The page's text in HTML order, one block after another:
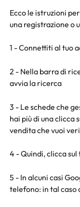
Ecco le istruzioni
una registrazione o
1 - Connettiti al tuo
2 - Nella barra di
avvia la ricerca
3 - Le schede che
hai più di una clicca
vendita che vuoi
4 - Quindi, clicca sul
5 - In alcuni casi
telefono: in tal caso